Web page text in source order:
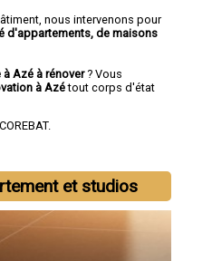
nous intervenons pour
d'appartements, de maisons
Azé à rénover? Vous
à Azétout corps d'état
et studios